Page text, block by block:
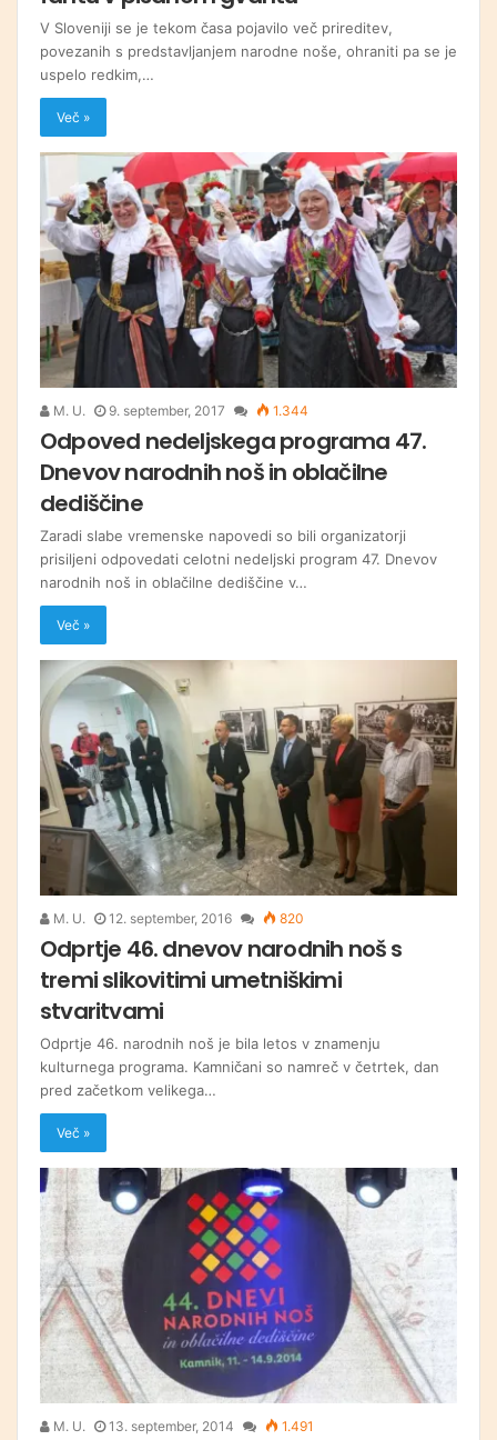
V Sloveniji se je tekom časa pojavilo več prireditev,
povezanih s predstavljanjem narodne noše, ohraniti pa se je
uspelo redkim,…
Več »
M. U. 9. september, 2017 1.344
Odpoved nedeljskega programa 47.
Dnevov narodnih noš in oblačilne
dediščine
Zaradi slabe vremenske napovedi so bili organizatorji
prisiljeni odpovedati celotni nedeljski program 47. Dnevov
narodnih noš in oblačilne dediščine v…
Več »
M. U. 12. september, 2016 820
Odprtje 46. dnevov narodnih noš s
tremi slikovitimi umetniškimi
stvaritvami
Odprtje 46. narodnih noš je bila letos v znamenju
kulturnega programa. Kamničani so namreč v četrtek, dan
pred začetkom velikega…
Več »
M. U. 13. september, 2014 1.491